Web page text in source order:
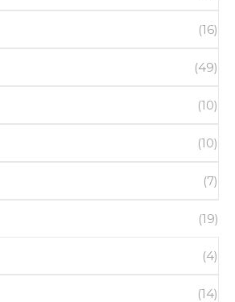
(16)
(49)
(10)
(10)
(7)
(19)
(4)
(14)